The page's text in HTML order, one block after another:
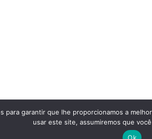
para garantir que lhe proporcionamos a
usar este site, assumiremos que
Ok